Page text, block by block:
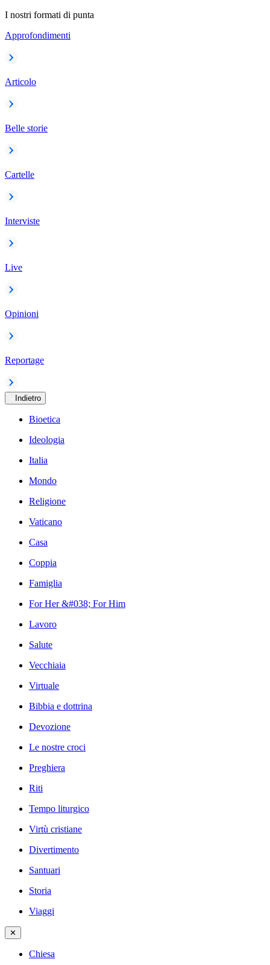
I nostri formati di punta
Approfondimenti
Articolo
Belle storie
Cartelle
Interviste
Live
Opinioni
Reportage
Indietro
Bioetica
Ideologia
Italia
Mondo
Religione
Vaticano
Casa
Coppia
Famiglia
For Her &#038; For Him
Lavoro
Salute
Vecchiaia
Virtuale
Bibbia e dottrina
Devozione
Le nostre croci
Preghiera
Riti
Tempo liturgico
Virtù cristiane
Divertimento
Santuari
Storia
Viaggi
✕
Chiesa